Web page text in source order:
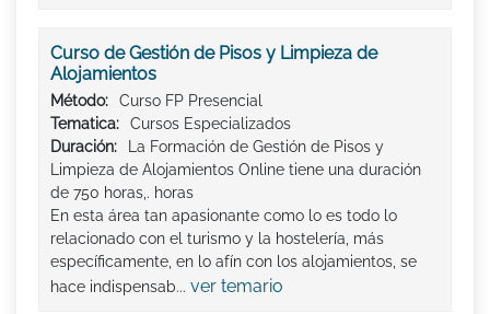
Curso de Gestión de Pisos y Limpieza de
Alojamientos
Método:
Curso FP Presencial
Tematica:
Cursos Especializados
Duración:
La Formación de Gestión de Pisos y
Limpieza de Alojamientos Online tiene una duración
de 750 horas,. horas
En esta área tan apasionante como lo es todo lo
relacionado con el turismo y la hostelería, más
específicamente, en lo afín con los alojamientos, se
hace indispensab... ver temario